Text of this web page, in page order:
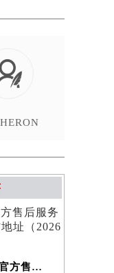
1、亲身探访北京江诗丹顿官方售后服务中心｜服务电话及完整官方地址（20